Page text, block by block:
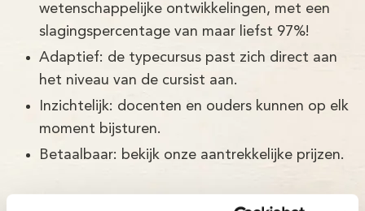
wetenschappelijke ontwikkelingen, met een
slagingspercentage van maar liefst 97%!
Adaptief: de typecursus past zich direct aan
het niveau van de cursist aan.
Inzichtelijk: docenten en ouders kunnen op elk
moment bijsturen.
Betaalbaar: bekijk onze aantrekkelijke prijzen.